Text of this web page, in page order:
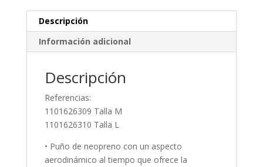
Descripción
Información adicional
Descripción
Referencias:
1101626309 Talla M
1101626310 Talla L
• Puño de neopreno con un aspecto
aerodinámico al tiempo que ofrece la